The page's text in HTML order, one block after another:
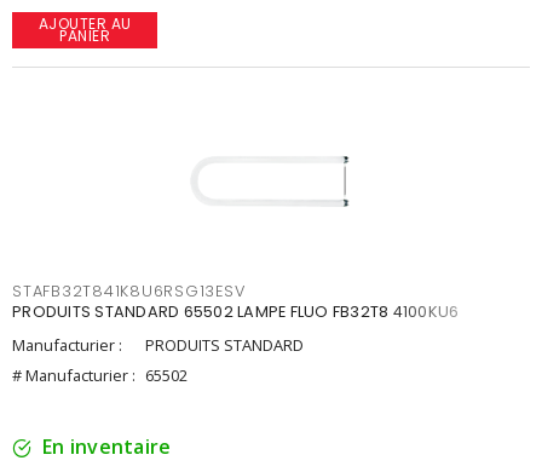
AJOUTER AU
PANIER
STAFB32T841K8U6RSG13ESV
PRODUITS STANDARD 65502 LAMPE FLUO FB32T8 4100KU6
Manufacturier :
PRODUITS STANDARD
# Manufacturier : 65502
En inventaire